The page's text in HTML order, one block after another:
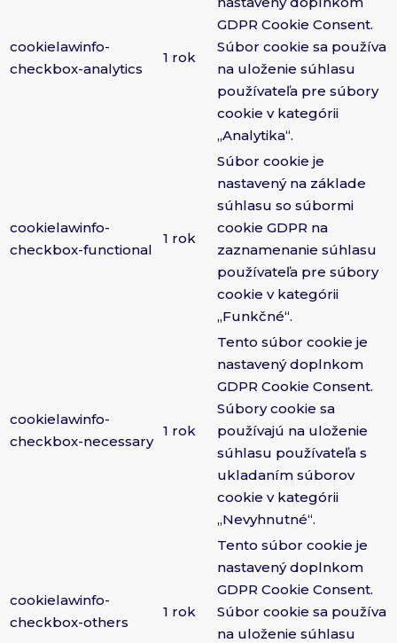
cookielawinfo-
checkbox-analytics
1 rok
GDPR Cookie Consent.
Súbor cookie sa používa
na uloženie súhlasu
používateľa pre súbory
cookie v kategórii
„Analytika“.
cookielawinfo-
checkbox-functional
1 rok
Súbor cookie je
nastavený na základe
súhlasu so súbormi
cookie GDPR na
zaznamenanie súhlasu
používateľa pre súbory
cookie v kategórii
„Funkčné“.
cookielawinfo-
checkbox-necessary
1 rok
Tento súbor cookie je
nastavený doplnkom
GDPR Cookie Consent.
Súbory cookie sa
používajú na uloženie
súhlasu používateľa s
ukladaním súborov
cookie v kategórii
„Nevyhnutné“.
cookielawinfo-
checkbox-others
1 rok
Tento súbor cookie je
nastavený doplnkom
GDPR Cookie Consent.
Súbor cookie sa používa
na uloženie súhlasu